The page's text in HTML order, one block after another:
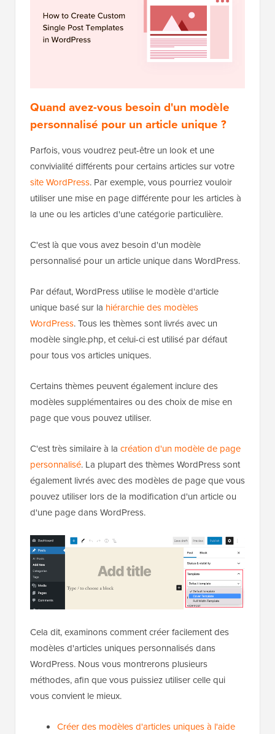
Quand avez-vous besoin d'un modèle
personnalisé pour un article unique ?
Parfois, vous voudrez peut-être un look et une
convivialité différents pour certains articles sur votre
site WordPress. Par exemple, vous pourriez vouloir
utiliser une mise en page différente pour les articles à
la une ou les articles d'une catégorie particulière.
C'est là que vous avez besoin d'un modèle
personnalisé pour un article unique dans WordPress.
Par défaut, WordPress utilise le modèle d'article
unique basé sur la hiérarchie des modèles
WordPress. Tous les thèmes sont livrés avec un
modèle single.php, et celui-ci est utilisé par défaut
pour tous vos articles uniques.
Certains thèmes peuvent également inclure des
modèles supplémentaires ou des choix de mise en
page que vous pouvez utiliser.
C'est très similaire à la création d'un modèle de page
personnalisé. La plupart des thèmes WordPress sont
également livrés avec des modèles de page que vous
pouvez utiliser lors de la modification d'un article ou
d'une page dans WordPress.
Cela dit, examinons comment créer facilement des
modèles d'articles uniques personnalisés dans
WordPress. Nous vous montrerons plusieurs
méthodes, afin que vous puissiez utiliser celle qui
vous convient le mieux.
Créer des modèles d'articles uniques à l'aide